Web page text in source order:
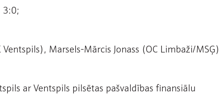
3:0;
Marsels-Mārcis Jonass (OC Limbaži/MSĢ)
ar Ventspils pilsētas pašvaldības finansiālu